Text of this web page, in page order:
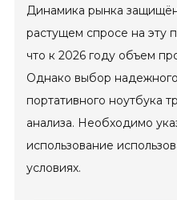
Динамика рынка
растущем спросе на эту
что к 2026 году объем
Однако выбор
портативного ноутбука
анализа. Необходимо
использование
условиях.